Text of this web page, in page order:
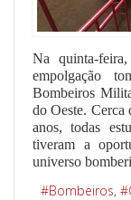
Na quinta-
empolgação
Bombeiros
do Oeste. Cerca
anos, todas
tiveram a
universo
Bombeiros